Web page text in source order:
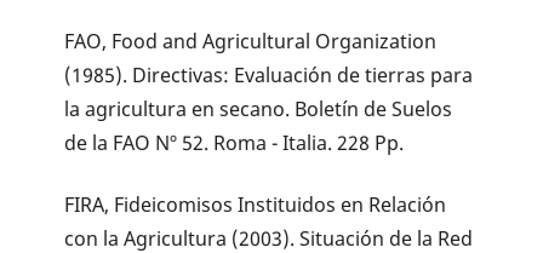
FAO, Food and Agricultural Organization
(1985). Directivas: Evaluación de tierras para
la agricultura en secano. Boletín de Suelos
de la FAO Nº 52. Roma - Italia. 228 Pp.
FIRA, Fideicomisos Instituidos en Relación
con la Agricultura (2003). Situación de la Red